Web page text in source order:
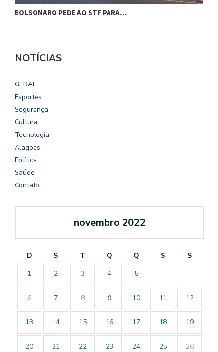
BOLSONARO PEDE AO STF PARA…
NOTÍCIAS
GERAL
Esportes
Segurança
Cultura
Tecnologia
Alagoas
Política
Saúde
Contato
novembro 2022
D S T Q Q S
S
1
2 3 4 5
6 7 8 9 10 11 12
13 14 15 16 17 18 19
20 21 22 23 24 25 26